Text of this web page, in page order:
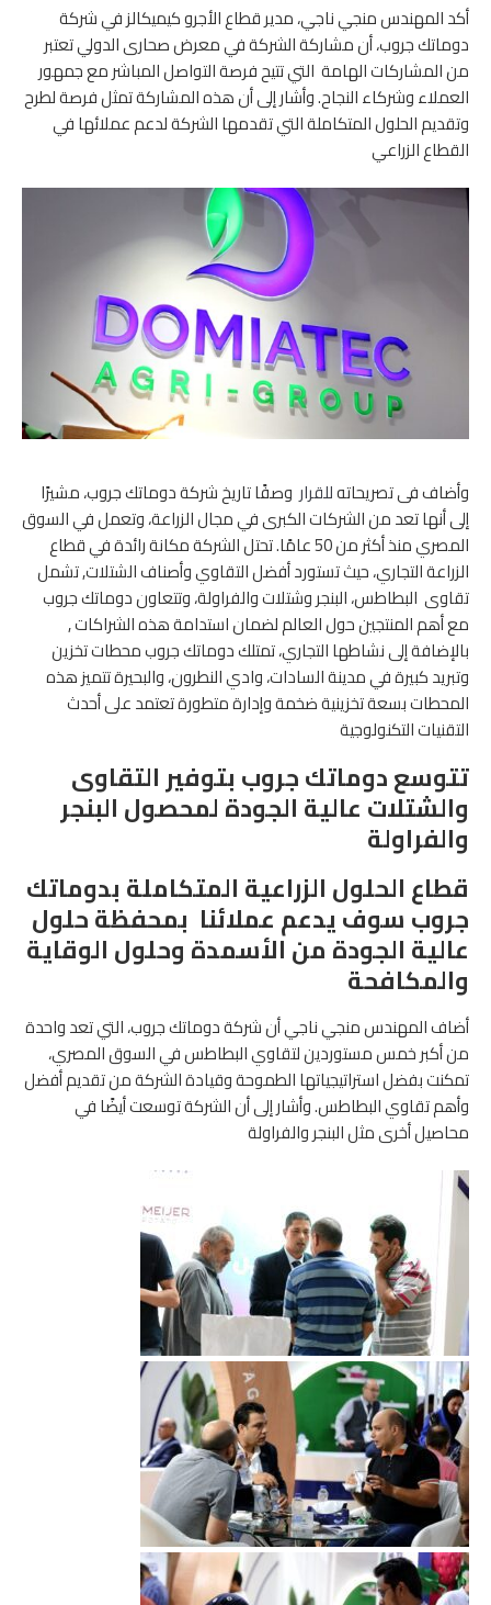
أكد المهندس منجي ناجي، مدير قطاع الأجرو كيميكالز في شركة
دوماتك جروب، أن مشاركة الشركة في معرض صحارى الدولي تعتبر
من المشاركات الهامة التي تتيح فرصة التواصل المباشر مع جمهور
العملاء وشركاء النجاح. وأشار إلى أن هذه المشاركة تمثل فرصة لطرح
وتقديم الحلول المتكاملة التي تقدمها الشركة لدعم عملائها في
القطاع الزراعي
وأضاف فى تصريحاتهللقرار وصفًا تاريخ شركة دوماتك جروب، مشيرًا
إلى أنها تعد من الشركات الكبرى في مجال الزراعة، وتعمل في السوق
المصري منذ أكثر من 50 عامًا. تحتل الشركة مكانة رائدة في قطاع
الزراعة التجاري، حيث تستورد أفضل التقاوي وأصناف الشتلات, تشمل
تقاوى البطاطس، البنجر وشتلات والفراولة، وتتعاون دوماتك جروب
مع أهم المنتجين حول العالم لضمان استدامة هذه الشراكات ,
بالإضافة إلى نشاطها التجاري، تمتلك دوماتك جروب محطات تخزين
وتبريد كبيرة في مدينة السادات، وادي النطرون، والبحيرة تتميز هذه
المحطات بسعة تخزينية ضخمة وإدارة متطورة تعتمد على أحدث
التقنيات التكنولوجية
تتوسع دوماتك جروب بتوفير التقاوى
والشتلات عالية الجودة لمحصول البنجر
والفراولة
قطاع الحلول الزراعية المتكاملة بدوماتك
جروب سوف يدعم عملائنا بمحفظة حلول
عالية الجودة من الأسمدة وحلول الوقاية
والمكافحة
أضاف المهندس منجي ناجي أن شركة دوماتك جروب، التي تعد واحدة
من أكبر خمس مستوردين لتقاوي البطاطس في السوق المصري،
تمكنت بفضل استراتيجياتها الطموحة وقيادة الشركة من تقديم أفضل
وأهم تقاوي البطاطس. وأشار إلى أن الشركة توسعت أيضًا في
محاصيل أخرى مثل البنجر والفراولة